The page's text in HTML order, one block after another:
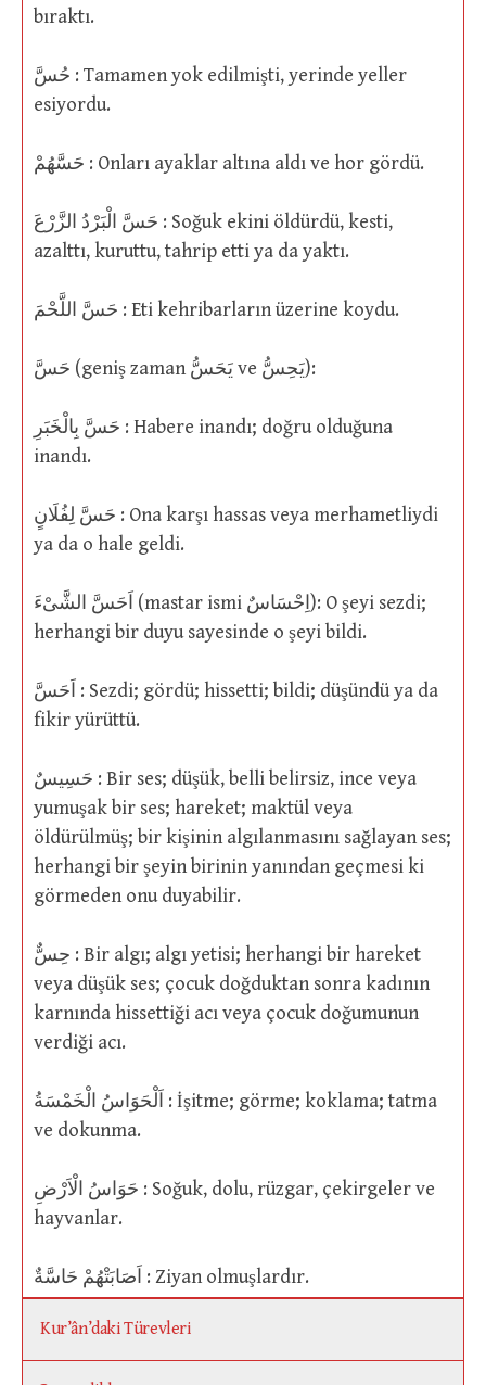
bıraktı.
حُسَّ : Tamamen yok edilmişti, yerinde yeller
esiyordu.
حَسَّهُمْ : Onları ayaklar altına aldı ve hor gördü.
حَسَّ الْبَرْدُ الزَّرْعَ : Soğuk ekini öldürdü, kesti,
azalttı, kuruttu, tahrip etti ya da yaktı.
حَسَّ اللَّحْمَ : Eti kehribarların üzerine koydu.
حَسَّ (geniş zaman يَحَسُّ ve يَحِسُّ):
حَسَّ بِالْخَبَرِ : Habere inandı; doğru olduğuna
inandı.
حَسَّ لِفُلَانٍ : Ona karşı hassas veya merhametliydi
ya da o hale geldi.
اَحَسَّ الشَّىْءَ (mastar ismi اِحْسَاسٌ): O şeyi sezdi;
herhangi bir duyu sayesinde o şeyi bildi.
اَحَسَّ : Sezdi; gördü; hissetti; bildi; düşündü ya da
fikir yürüttü.
حَسِيسٌ : Bir ses; düşük, belli belirsiz, ince veya
yumuşak bir ses; hareket; maktül veya
öldürülmüş; bir kişinin algılanmasını sağlayan ses;
herhangi bir şeyin birinin yanından geçmesi ki
görmeden onu duyabilir.
حِسٌّ : Bir algı; algı yetisi; herhangi bir hareket
veya düşük ses; çocuk doğduktan sonra kadının
karnında hissettiği acı veya çocuk doğumunun
verdiği acı.
اَلْحَوَاسُ الْخَمْسَةُ : İşitme; görme; koklama; tatma
ve dokunma.
حَوَاسُ الْاَرْضِ : Soğuk, dolu, rüzgar, çekirgeler ve
hayvanlar.
اَصَابَتْهُمْ حَاسَّةٌ : Ziyan olmuşlardır.
Kur’ân’daki Türevleri